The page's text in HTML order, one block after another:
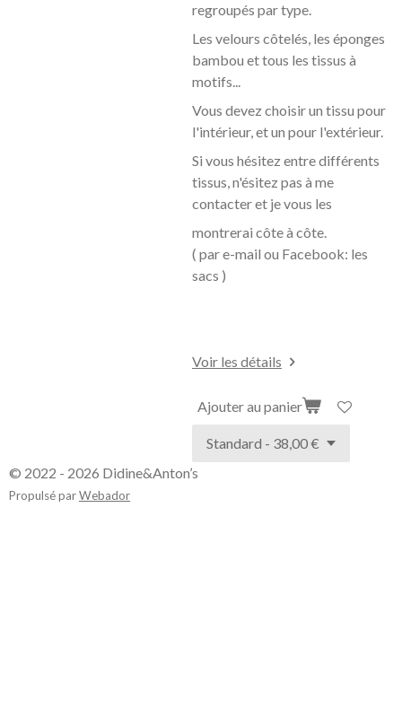
regroupés par type.
Les velours côtelés, les éponges
bambou et tous les tissus à
motifs...
Vous devez choisir un tissu pour
l'intérieur, et un pour l'extérieur.
Si vous hésitez entre différents
tissus, n'ésitez pas à me
contacter et je vous les
montrerai côte à côte.
( par e-mail ou Facebook: les
sacs )
Voir les détails
Ajouter au panier
© 2022 - 2026 Didine&Anton’s
Propulsé parWebador